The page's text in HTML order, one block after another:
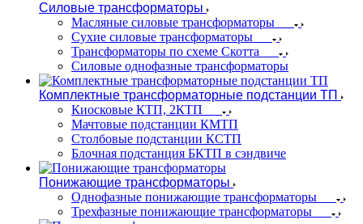
Силовые трансформаторы
Масляные силовые трансформаторы
Сухие силовые трансформаторы
Трансформаторы по схеме Скотта
Силовые однофазные трансформаторы
Комплектные трансформаторные подстанции ТП
Киосковые КТП, 2КТП
Мачтовые подстанции КМТП
Столбовые подстанции КСТП
Блочная подстанция БКТП в сэндвиче
Понижающие трансформаторы
Однофазные понижающие трансформаторы
Трехфазные понижающие трансформаторы